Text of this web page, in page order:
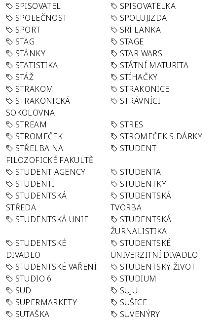
SPISOVATEL
SPISOVATELKA
SPOLEČNOST
SPOLUJIZDA
SPORT
SRÍ LANKA
STAG
STAGE
STÁNKY
STAR WARS
STATISTIKA
STÁTNÍ MATURITA
STÁŽ
STÍHAČKY
STRAKOM
STRAKONICE
STRAKONICKÁ
SOKOLOVNA
STRÁVNÍCI
STREAM
STRES
STROMEČEK
STROMEČEK S DÁRKY
STŘELBA NA
FILOZOFICKÉ FAKULTĚ
STUDENT
STUDENT AGENCY
STUDENTA
STUDENTI
STUDENTKY
STUDENTSKÁ
STŘEDA
STUDENTSKÁ
TVORBA
STUDENTSKÁ UNIE
STUDENTSKÁ
ŽURNALISTIKA
STUDENTSKÉ
DIVADLO
STUDENTSKÉ
UNIVERZITNÍ DIVADLO
STUDENTSKÉ VAŘENÍ
STUDENTSKÝ ŽIVOT
STUDIO 6
STUDIUM
SUD
SUJU
SUPERMARKETY
SUŠICE
SUTAŠKA
SUVENÝRY